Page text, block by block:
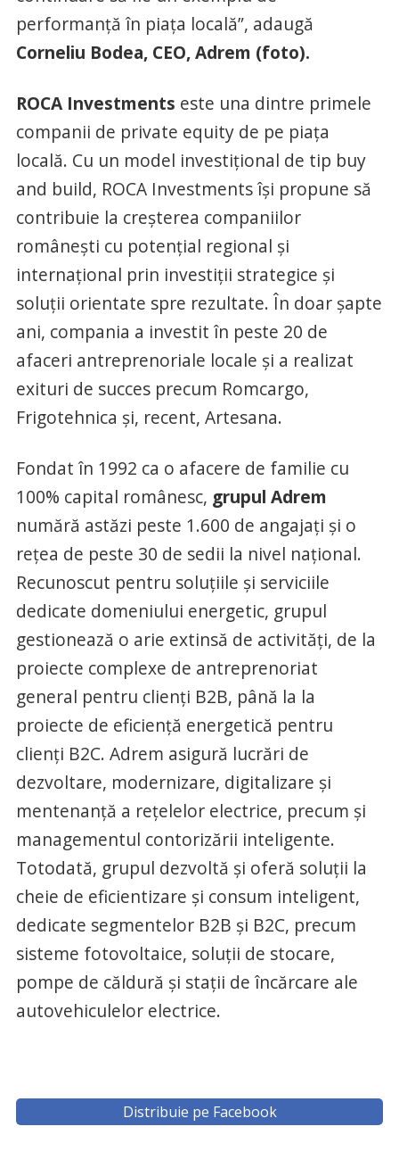
performanță în piața locală”, adaugă
Corneliu Bodea, CEO, Adrem (foto).
ROCA Investments este una dintre primele
companii de private equity de pe piața
locală. Cu un model investițional de tip buy
and build, ROCA Investments își propune să
contribuie la creșterea companiilor
românești cu potențial regional și
internațional prin investiții strategice și
soluții orientate spre rezultate. În doar șapte
ani, compania a investit în peste 20 de
afaceri antreprenoriale locale și a realizat
exituri de succes precum Romcargo,
Frigotehnica și, recent, Artesana.
Fondat în 1992 ca o afacere de familie cu
100% capital românesc, grupul Adrem
numără astăzi peste 1.600 de angajați și o
rețea de peste 30 de sedii la nivel național.
Recunoscut pentru soluțiile și serviciile
dedicate domeniului energetic, grupul
gestionează o arie extinsă de activități, de la
proiecte complexe de antreprenoriat
general pentru clienți B2B, până la la
proiecte de eficiență energetică pentru
clienți B2C. Adrem asigură lucrări de
dezvoltare, modernizare, digitalizare și
mentenanță a rețelelor electrice, precum și
managementul contorizării inteligente.
Totodată, grupul dezvoltă și oferă soluții la
cheie de eficientizare și consum inteligent,
dedicate segmentelor B2B și B2C, precum
sisteme fotovoltaice, soluții de stocare,
pompe de căldură și stații de încărcare ale
autovehiculelor electrice.
Distribuie pe Facebook